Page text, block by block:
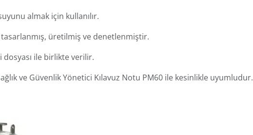
almak için kullanılır.
üretilmiş ve denetlenmiştir.
ile birlikte verilir.
ve Güvenlik Yönetici Kılavuz Notu PM60 ile kesinlikle uyumludur.